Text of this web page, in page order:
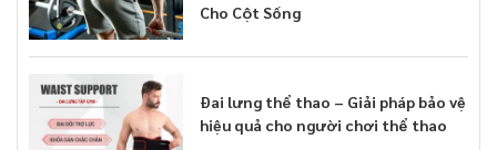
Cho Cột Sống
Đai lưng thể thao – Giải pháp bảo vệ
hiệu quả cho người chơi thể thao